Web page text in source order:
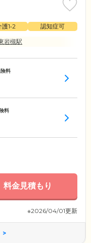
1•2
認知症可
岩槻駅
料
料
料金見積もり
※2026/04/01更新